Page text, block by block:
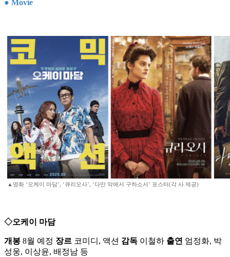
● Movie
▲영화 ‘오케이 마담’, ‘큐리오사’, ‘다만 악에서 구하소서’ 포스터(각 사 제공)
◇오케이 마담
개봉 8월 예정 장르 코미디, 액션 감독 이철하 출연 엄정화, 박
성웅, 이상윤, 배정남 등